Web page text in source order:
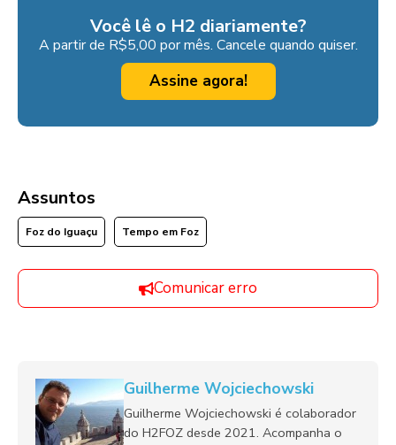
Você lê o H2 diariamente?
A partir de R$5,00 por mês. Cancele quando quiser.
Assine agora!
Assuntos
Foz do Iguaçu Tempo em Foz
Comunicar erro
Guilherme Wojciechowski
Guilherme Wojciechowski é colaborador
do H2FOZ desde 2021. Acompanha o